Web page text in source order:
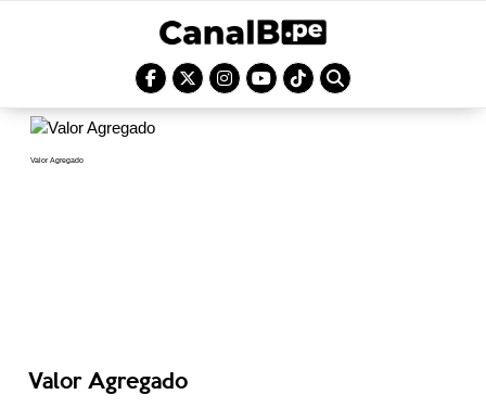
Valor Agregado
Valor Agregado